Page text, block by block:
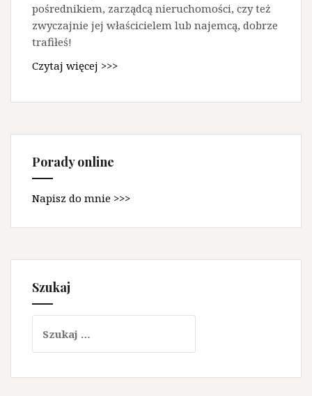
pośrednikiem, zarządcą nieruchomości, czy też
zwyczajnie jej właścicielem lub najemcą, dobrze
trafiłeś!
Czytaj więcej >>>
Porady online
Napisz do mnie >>>
Szukaj